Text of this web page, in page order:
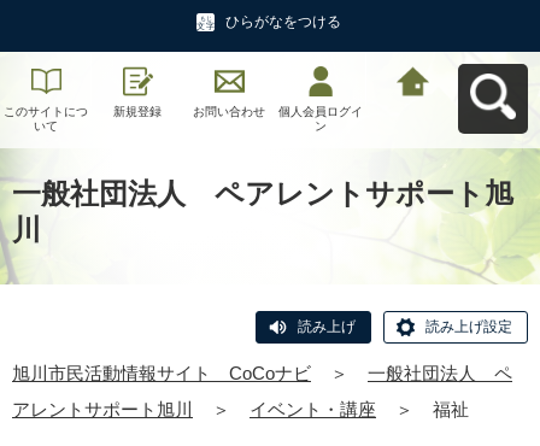
ひらがなをつける
このサイトにつ
いて
新規登録 お問い合わせ
個人会員ログイ
ン
一般社団法人 ペアレントサポート旭
川
読み上げ 読み上げ設定
旭川市民活動情報サイト CoCoナビ ＞
一般社団法人 ペ
アレントサポート旭川
＞ イベント・講座 ＞ 福祉